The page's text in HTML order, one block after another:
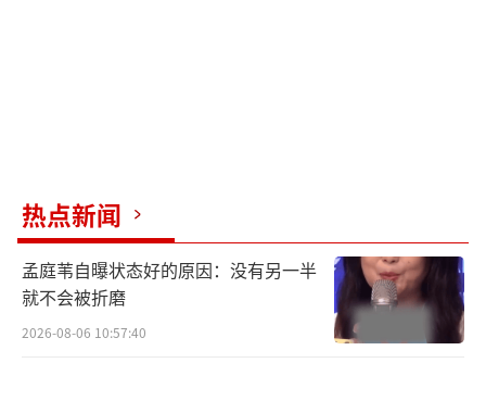
热点新闻
孟庭苇自曝状态好的原因：没有另一半
就不会被折磨
2026-08-06 10:57:40